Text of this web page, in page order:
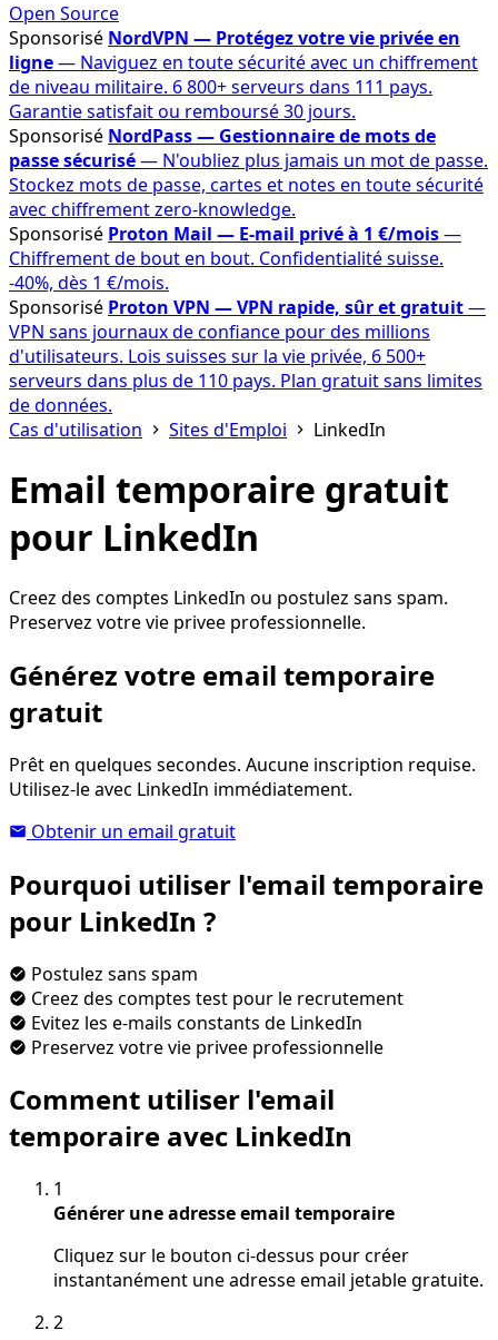
Open Source
Sponsorisé NordVPN — Protégez votre vie privée en
ligne— Naviguez en toute sécurité avec un chiffrement
de niveau militaire. 6 800+ serveurs dans 111 pays.
Garantie satisfait ou remboursé 30 jours.
Sponsorisé NordPass — Gestionnaire de mots de
passe sécurisé— N'oubliez plus jamais un mot de passe.
Stockez mots de passe, cartes et notes en toute sécurité
avec chiffrement zero-knowledge.
Sponsorisé Proton Mail — E-mail privé à 1 €/mois—
Chiffrement de bout en bout. Confidentialité suisse.
-40%, dès 1 €/mois.
Sponsorisé Proton VPN — VPN rapide, sûr et gratuit—
VPN sans journaux de confiance pour des millions
d'utilisateurs. Lois suisses sur la vie privée, 6 500+
serveurs dans plus de 110 pays. Plan gratuit sans limites
de données.
Cas d'utilisation
Sites d'Emploi LinkedIn
Email temporaire gratuit
pour LinkedIn
Creez des comptes LinkedIn ou postulez sans spam.
Preservez votre vie privee professionnelle.
Générez votre email temporaire
gratuit
Prêt en quelques secondes. Aucune inscription requise.
Utilisez-le avec LinkedIn immédiatement.
Obtenir un email gratuit
Pourquoi utiliser l'email temporaire
pour LinkedIn ?
Postulez sans spam
Creez des comptes test pour le recrutement
Evitez les e-mails constants de LinkedIn
Preservez votre vie privee professionnelle
Comment utiliser l'email
temporaire avec LinkedIn
1
Générer une adresse email temporaire
Cliquez sur le bouton ci-dessus pour créer
instantanément une adresse email jetable gratuite.
2